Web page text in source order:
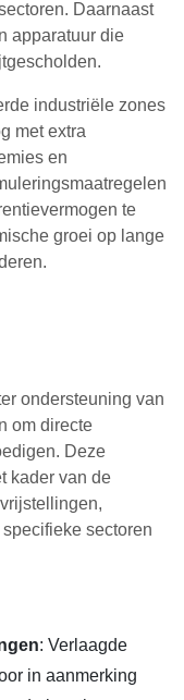
Daarnaast
apparatuur die
industriële zones
met extra
en
te
groei op lange
ondersteuning van
om directe
Deze
kader van de
sectoren
: Verlaagde
in aanmerking